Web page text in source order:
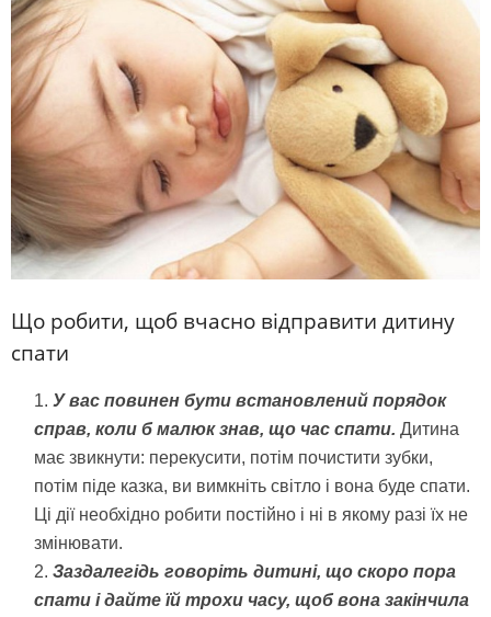
Що робити, щоб вчасно відправити дитину
спати
У вас повинен бути встановлений порядок
справ, коли б малюк знав, що час спати. Дитина
має звикнути: перекусити, потім почистити зубки,
потім піде казка, ви вимкніть світло і вона буде спати.
Ці дії необхідно робити постійно і ні в якому разі їх не
змінювати.
Заздалегідь говоріть дитині, що скоро пора
спати і дайте їй трохи часу, щоб вона закінчила